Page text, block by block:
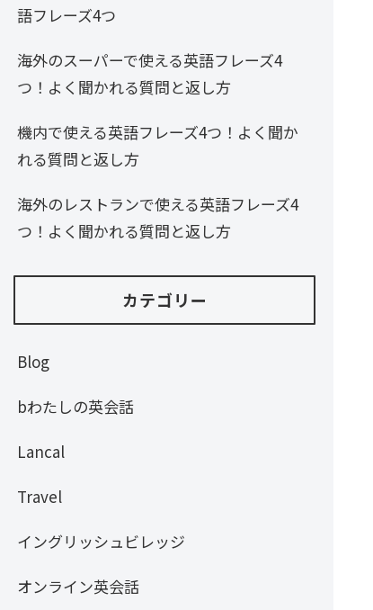
語フレーズ4つ
海外のスーパーで使える英語フレーズ4
つ！よく聞かれる質問と返し方
機内で使える英語フレーズ4つ！よく聞か
れる質問と返し方
海外のレストランで使える英語フレーズ4
つ！よく聞かれる質問と返し方
カテゴリー
Blog
bわたしの英会話
Lancal
Travel
イングリッシュビレッジ
オンライン英会話